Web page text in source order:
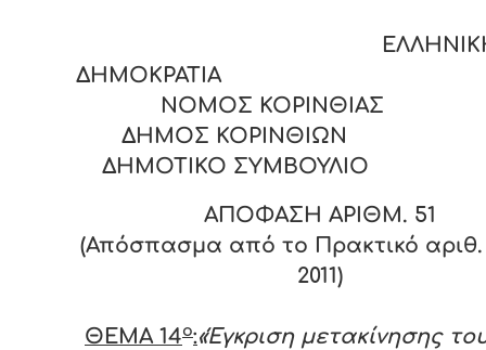
ΔΗΜΟΚΡΑΤΙΑ
ΝΟΜΟΣ ΚΟΡΙΝΘΙΑΣ
ΔΗΜΟΣ ΚΟΡΙΝΘΙΩΝ
ΔΗΜΟΤΙΚΟ ΣΥΜΒΟΥΛΙΟ
ΑΠΟΦΑΣΗ ΑΡΙΘΜ. 51
(Απόσπασμα από το Πρακτικό αριθ.
2011)
ΘΕΜΑ 14ο:«Έγκριση μετακίνησης